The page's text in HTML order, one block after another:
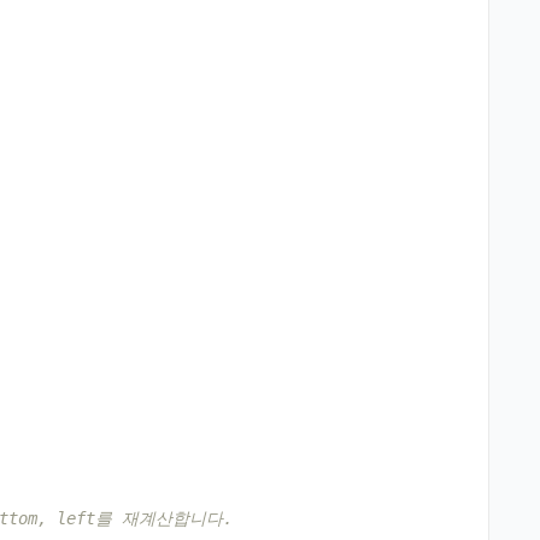
left를 재계산합니다.